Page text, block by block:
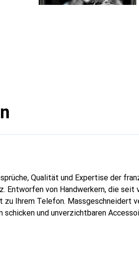
Qualität und Expertise der
Entworfen von Handwerkern, die seit
Ihrem Telefon. Massgeschneidert
und unverzichtbaren